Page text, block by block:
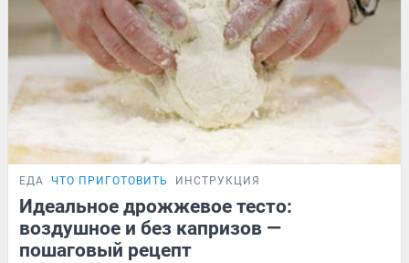
ЕДА ЧТО ПРИГОТОВИТЬ ИНСТРУКЦИЯ
Идеальное дрожжевое тесто:
воздушное и без капризов —
пошаговый рецепт